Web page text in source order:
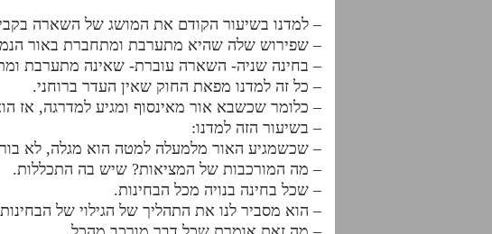
– למדנו בשיעור הקודם את המושג של השארה
– שפירוש שלה שהיא מתערבת ומתחברת באור
– בחינה שניה- השארה עוברת- שאינה מתערבת
– כל זה למדנו מפאת החוק שאין העדר ברוחני.
– כלומר שכשבא אור מאינסוף ומגיע למדרגה, אז
– בשיעור הזה למדנו:
– שכשמגיע האור מלמעלה למטה הוא מגלה, לא
– מה המורכבות של המציאות? שיש בה התכללות.
– שכל בחינה בנויה מכל הבחינות.
– הוא מסביר לנו את התהליך של הגילוי של